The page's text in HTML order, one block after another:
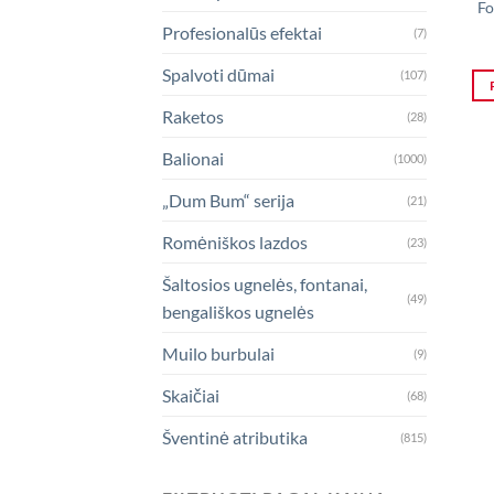
Profesionalūs efektai (7)
Spalvoti dūmai (107)
Raketos (28)
Balionai (1000)
„Dum Bum“ serija (21)
Romėniškos lazdos (23)
Šaltosios ugnelės, fontanai,
bengališkos ugnelės
(49)
Muilo burbulai (9)
Skaičiai (68)
Šventinė atributika (815)